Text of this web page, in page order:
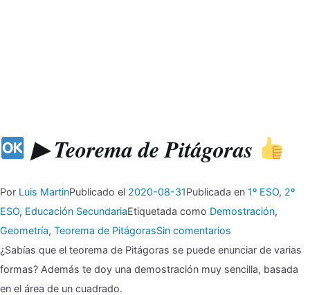
▶ Teorema de Pitágoras
Por Luis MartinPublicado el 2020-08-31Publicada en 1º ESO, 2º
ESO, Educación SecundariaEtiquetada como Demostración,
Geometría, Teorema de PitágorasSin comentarios
▶
¿Sabías que el teorema de Pitágoras se puede enunciar de varias
formas? Además te doy una demostración muy sencilla, basada
en el área de un cuadrado.